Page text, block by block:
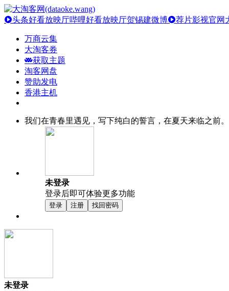
头条好看放映厅哔哩好看放映厅贺锡建微博 荐片影视官网
万商云集
大淘客券
获取主题
淘客网盘
赞助发电
香港主机
我们在青春里遇见，写下纯白的誓言，在夏天来临之前。
未登录
登录后即可体验更多功能
登录 注册 找回密码
未登录